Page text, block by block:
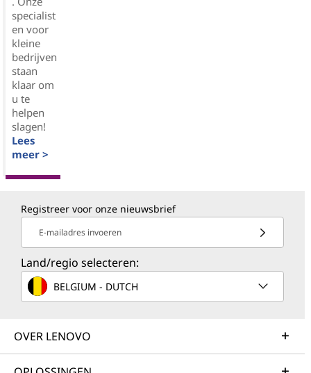
specialist
en voor
kleine
bedrijven
staan
klaar om
u te
helpen
slagen!
Lees
meer >
Registreer voor onze nieuwsbrief
E-mailadres invoeren
Land/regio selecteren:
BELGIUM - DUTCH
OVER LENOVO